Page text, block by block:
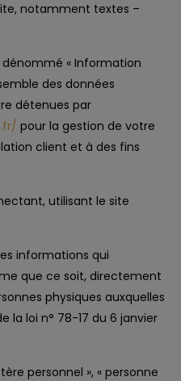
notamment textes –
dénommé « Information
des données
détenues par
pour la gestion de votre
client et à des fins
utilisant le site
informations qui
que ce soit, directement
physiques auxquelles
la loi n° 78-17 du 6 janvier
personnel », « personne